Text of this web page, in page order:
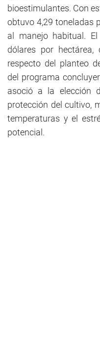
bioestimulantes. Con
obtuvo 4,29 toneladas
al manejo habitual.
dólares por
respecto del planteo
del programa
asoció a la elección
protección del cultivo,
temperaturas y el
potencial.